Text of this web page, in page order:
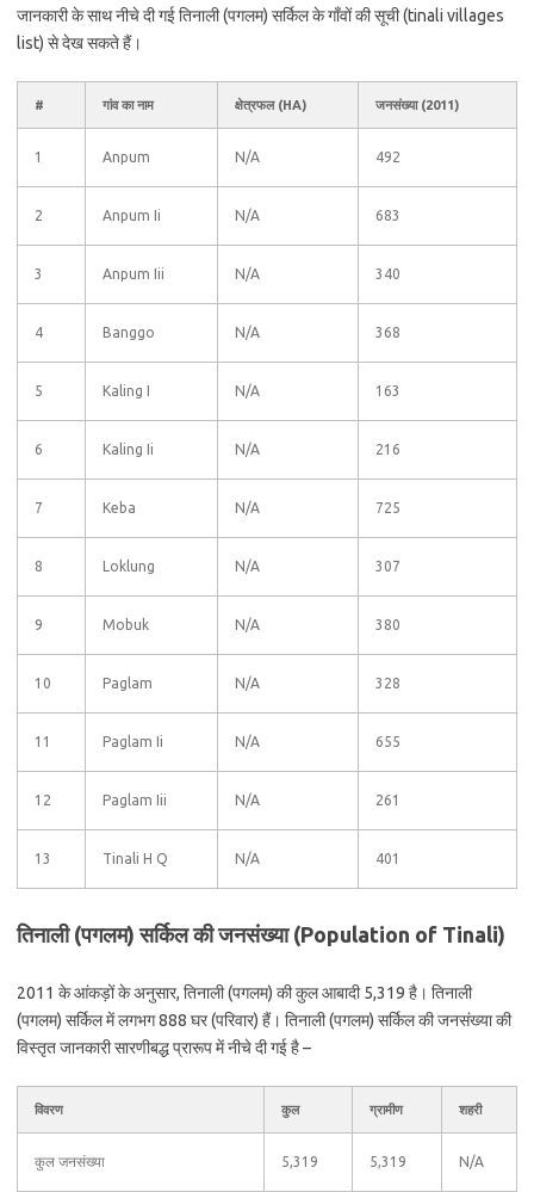
जानकारी के साथ नीचे दी गई तिनाली (पगलम) सर्किल के गाँवों की सूची (tinali villages
list) से देख सकते हैं।
# गांव का नाम क्षेत्रफल (HA) जनसंख्या (2011)
1 Anpum N/A 492
2 Anpum Ii N/A 683
3 Anpum Iii N/A 340
4 Banggo N/A 368
5 Kaling I N/A 163
6 Kaling Ii N/A 216
7 Keba N/A 725
8 Loklung N/A 307
9 Mobuk N/A 380
10 Paglam N/A 328
11 Paglam Ii N/A 655
12 Paglam Iii N/A 261
13 Tinali H Q N/A 401
तिनाली (पगलम) सर्किल की जनसंख्या (Population of Tinali)
2011 के आंकड़ों के अनुसार, तिनाली (पगलम) की कुल आबादी 5,319 है। तिनाली
(पगलम) सर्किल में लगभग 888 घर (परिवार) हैं। तिनाली (पगलम) सर्किल की जनसंख्या की
विस्तृत जानकारी सारणीबद्ध प्रारूप में नीचे दी गई है –
विवरण कुल ग्रामीण शहरी
कुल जनसंख्या 5,319 5,319 N/A